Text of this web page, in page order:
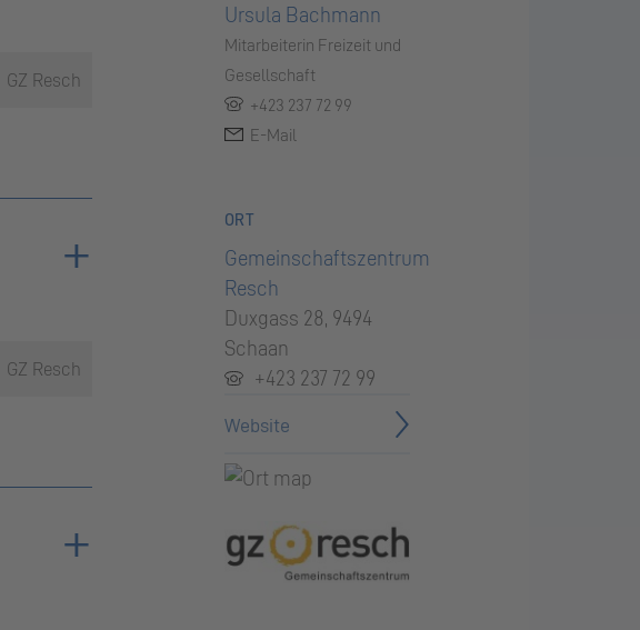
GZ Resch
GZ Resch
Ursula Bachmann
Mitarbeiterin Freizeit und
Gesellschaft
+423 237 72 99
E-Mail
ORT
Gemeinschaftszentrum
Resch
Duxgass 28, 9494
Schaan
+423 237 72 99
Website